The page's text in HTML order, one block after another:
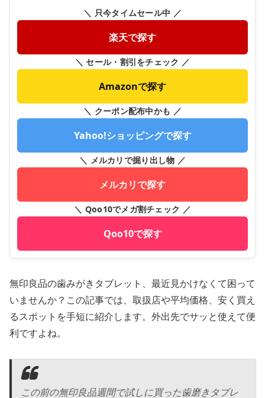
＼ 只今タイムセール中 ／
楽天で探す
＼ セール・割引をチェック ／
Amazonで探す
＼ クーポン配布中かも ／
Yahoo!ショッピングで探す
＼ メルカリで掘り出し物 ／
メルカリで探す
＼ Qoo10でメガ割チェック ／
Qoo10で探す
無印良品の歯みがきタブレット、最近見かけなくて困って
いませんか？この記事では、取扱店や平均価格、安く買え
るスポットを手短に紹介します。外出先でサッと使えて便
利ですよね。
この前の無印良品週間で試しに買った歯磨きタブレ